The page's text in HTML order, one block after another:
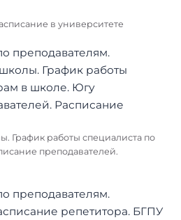
в университете
График работы специалиста по
преподавателей.